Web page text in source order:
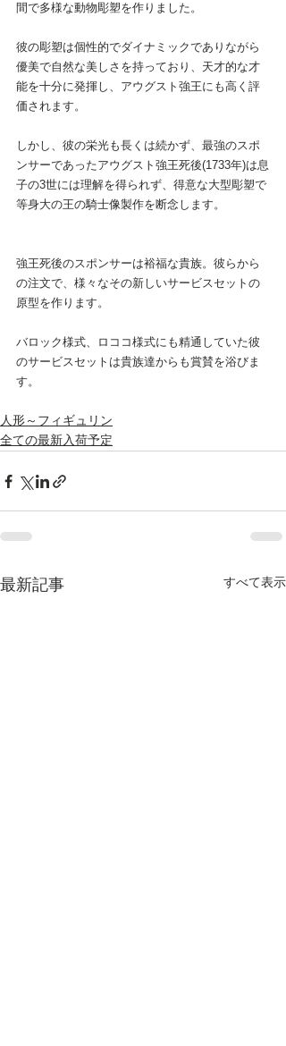
間で多様な動物彫塑を作りました。
彼の彫塑は個性的でダイナミックでありながら
優美で自然な美しさを持っており、天才的な才
能を十分に発揮し、アウグスト強王にも高く評
価されます。
しかし、彼の栄光も長くは続かず、最強のスポ
ンサーであったアウグスト強王死後(1733年)は息
子の3世には理解を得られず、得意な大型彫塑で
等身大の王の騎士像製作を断念します。
強王死後のスポンサーは裕福な貴族。彼らから
の注文で、様々なその新しいサービスセットの
原型を作ります。
バロック様式、ロココ様式にも精通していた彼
のサービスセットは貴族達からも賞賛を浴びま
す。
人形～フィギュリン
全ての最新入荷予定
最新記事 すべて表示